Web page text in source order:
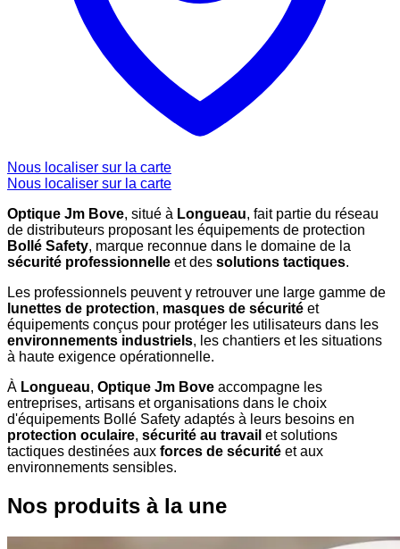
Nous localiser sur la carte
Nous localiser sur la carte
Optique Jm Bove, situé à Longueau, fait partie du réseau
de distributeurs proposant les équipements de protection
Bollé Safety, marque reconnue dans le domaine de la
sécurité professionnelle et des solutions tactiques.
Les professionnels peuvent y retrouver une large gamme de
lunettes de protection, masques de sécurité et
équipements conçus pour protéger les utilisateurs dans les
environnements industriels, les chantiers et les situations
à haute exigence opérationnelle.
À Longueau, Optique Jm Bove accompagne les
entreprises, artisans et organisations dans le choix
d'équipements Bollé Safety adaptés à leurs besoins en
protection oculaire, sécurité au travail et solutions
tactiques destinées aux forces de sécurité et aux
environnements sensibles.
Nos produits à la une